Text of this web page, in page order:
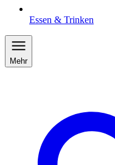
Essen & Trinken
Mehr